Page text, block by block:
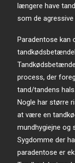
længere have
som de
Paradentose kan
process, der
tand/tandens hals.
Nogle har større
at være en
mundhygiejne og
Sygdomme der
paradentose er